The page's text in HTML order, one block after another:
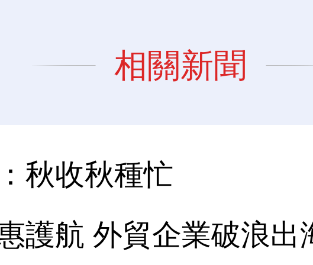
相關新聞
秋收秋種忙
護航 外貿企業破浪出